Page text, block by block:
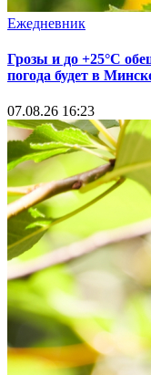
Ежедневник
Грозы и до +25°С
погода будет в
07.08.26 16:23